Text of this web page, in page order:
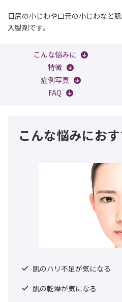
目尻の小じわや口元の小じわなど
入製剤です。
こんな悩みに
特徴
症例写真
FAQ
こんな悩みにお
肌のハリ不足が気になる
肌の乾燥が気になる